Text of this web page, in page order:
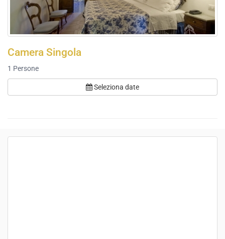
Camera Singola
1 Persone
Seleziona date